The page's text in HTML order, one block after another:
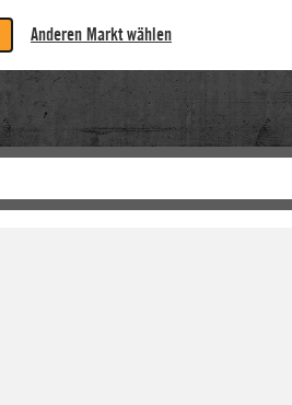
Anderen Markt wählen